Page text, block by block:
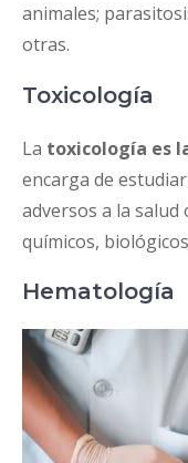
animales;
otras.
Toxicología
La toxicología es
encarga de
adversos a la
químicos,
Hematología